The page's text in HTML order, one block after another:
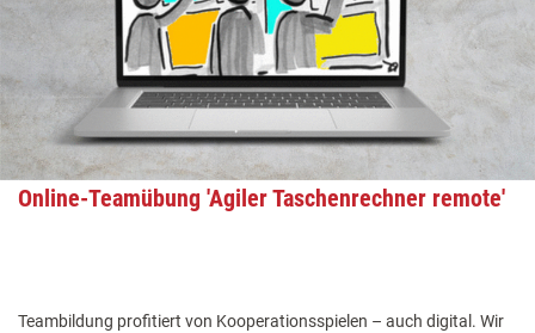
Online-Teamübung 'Agiler Taschenrechner remote'
Teambildung profitiert von Kooperationsspielen – auch digital. Wir